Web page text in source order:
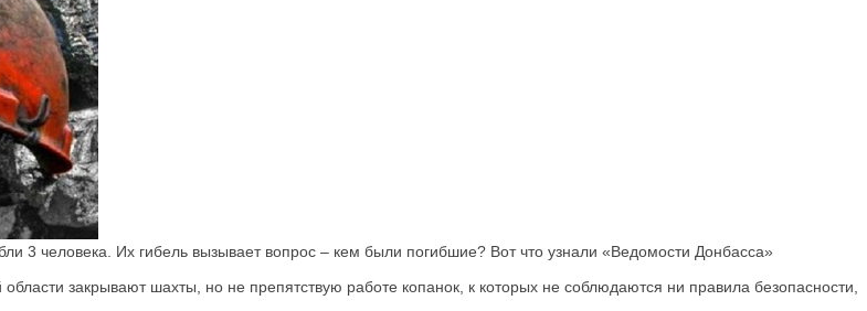
3 человека. Их гибель вызывает вопрос – кем были погибшие? Вот что узнали «Ведомости Донбасса»
закрывают шахты, но не препятствую работе копанок, к которых не соблюдаются ни правила безопасности,